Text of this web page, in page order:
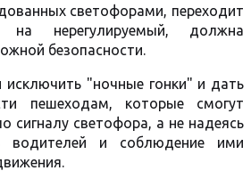
светофорами, переходит
на нерегулируемый, должна
безопасности.
"ночные гонки" и дать
пешеходам, которые смогут
сигналу светофора, а не надеясь
водителей и соблюдение ими